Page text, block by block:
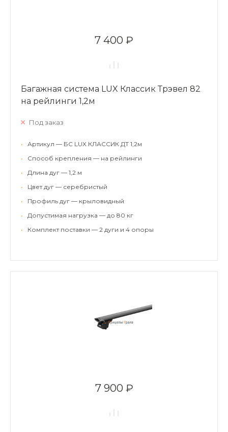
7 400 ₽
Багажная система LUX Классик Трэвел 82
на рейлинги 1,2м
Под заказ
•
Артикул — БС LUX КЛАССИК ДТ 1,2м
•
Способ крепления — на рейлинги
•
Длина дуг — 1,2 м
•
Цвет дуг — серебристый
•
Профиль дуг — крыловидный
•
Допустимая нагрузка — до 80 кг
•
Комплект поставки — 2 дуги и 4 опоры
7 900 ₽